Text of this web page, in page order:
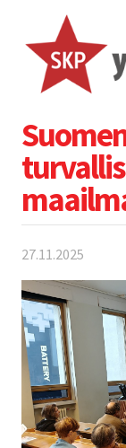
27.11.2025